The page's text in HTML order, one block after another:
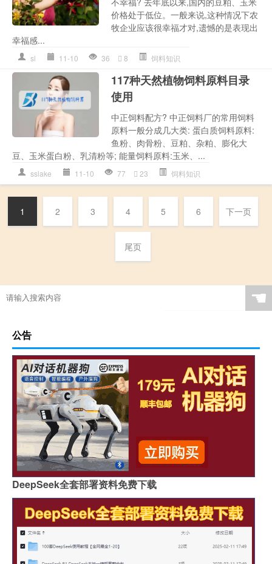
价格处于低位。一般来说,这种情况下农
牧企业应该很幸福才对,遗憾的是表现出
幸福感...
sl 11-10 36 8 饲料知识
117种天然植物饲料原料目录
使用
中正饲料配方? 中正饲料厂的常用饲料
原料一般分成几大类: 蛋白质饲料原料:
鱼粉、肉骨粉、豆粕、杂粕、膨化大
豆、玉米蛋白粉、乳清粉等; 能量饲料原料:玉米、...
sslake 11-10 77 23 饲料知识
1 2 3 4 5 6 下一页
尾页
☚
公告
DeepSeek全套部署资料免费下载